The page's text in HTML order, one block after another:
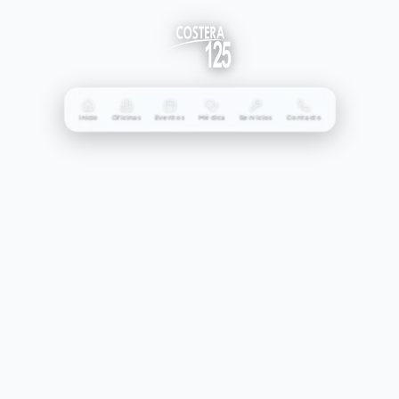
Inicio Oficinas Eventos Médica Servicios Contacto